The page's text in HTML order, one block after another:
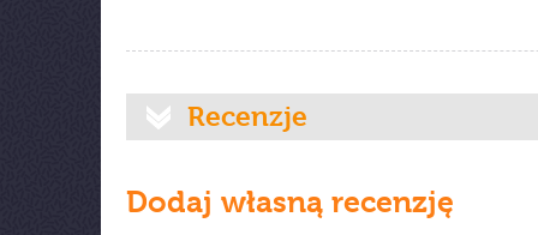
Recenzje
Dodaj własną recenzję